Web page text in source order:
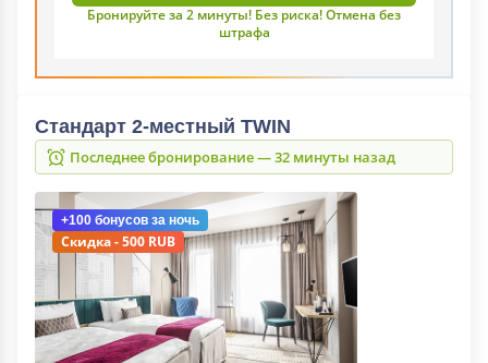
Бронируйте за 2 минуты! Без риска! Отмена без
штрафа
Стандарт 2-местный TWIN
Последнее бронирование — 32 минуты назад
+100 бонусов за ночь
Скидка - 500 RUB